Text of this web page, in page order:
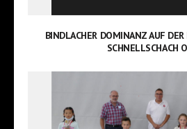
BINDLACHER DOMINANZ AUF
SCHNELLSCHACH